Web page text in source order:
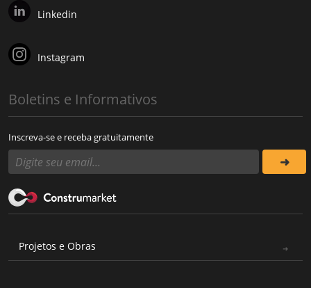
Linkedin
Instagram
Boletins e Informativos
Inscreva-se e receba gratuitamente
Projetos e Obras